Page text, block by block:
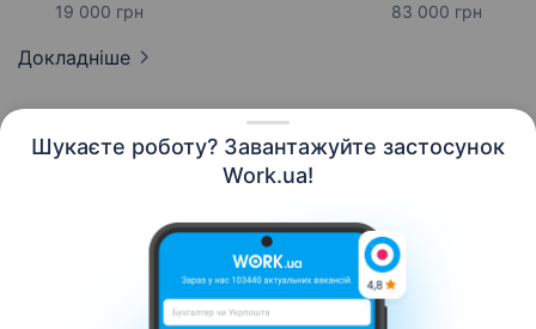
Шукаєте роботу? Завантажуйте застосунок
Work.ua!
19 000 грн 83 000 грн
Докладніше